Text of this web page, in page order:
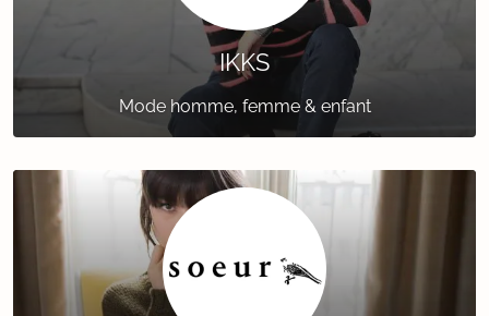
IKKS
Mode homme, femme & enfant